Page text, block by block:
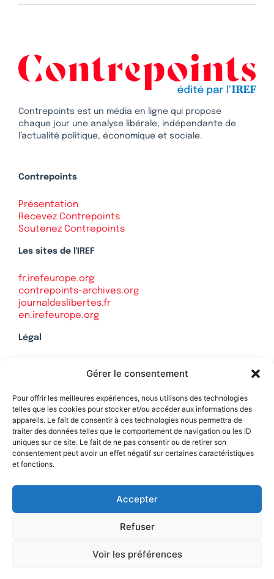
Gérer le consentement
Pour offrir les meilleures expériences, nous utilisons des technologies
telles que les cookies pour stocker et/ou accéder aux informations des
appareils. Le fait de consentir à ces technologies nous permettra de
traiter des données telles que le comportement de navigation ou les ID
uniques sur ce site. Le fait de ne pas consentir ou de retirer son
consentement peut avoir un effet négatif sur certaines caractéristiques
et fonctions.
Accepter
Refuser
Voir les préférences
Contrepoints est un média en ligne qui propose
chaque jour une analyse libérale, indépendante de
l’actualité politique, économique et sociale.
Contrepoints
Présentation
Recevez Contrepoints
Soutenez Contrepoints
Les sites de l'IREF
fr.irefeurope.org
contrepoints-archives.org
journaldeslibertes.fr
en.irefeurope.org
Légal
Politique de confidentialité
Contact
Soutenez Contrepoints